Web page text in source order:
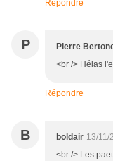
Répondre
P Pierre
<br /> Hélas
Répondre
B boldair 13/11/
<br /> Les